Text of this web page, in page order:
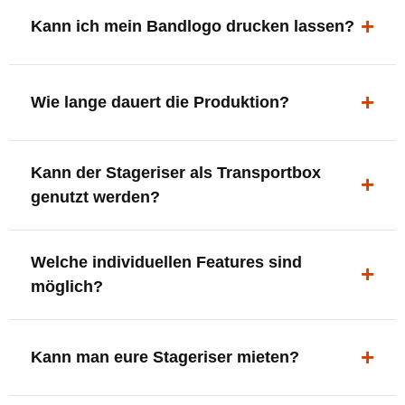
ergonomisch, sicher und gut sichtbar.
Kann ich mein Bandlogo drucken lassen?
deine Bühne, deine Marke.
Wie lange dauert die Produktion?
innerhalb Deutschlands kostenfrei.
Kann der Stageriser als Transportbox
genutzt werden?
oder Zubehör nutzen.
Welche individuellen Features sind
möglich?
XLR-Brücke / Schnittstelle
Setlist-Clip
Kann man eure Stageriser mieten?